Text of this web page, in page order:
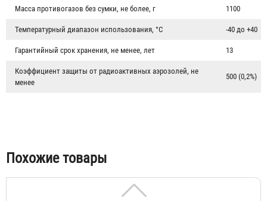
Масса противогазов без сумки, не более, г 1100
Температурный диапазон использования, °C -40 до +40
Гарантийный срок хранения, не менее, лет 13
Коэффициент защиты от радиоактивных аэрозолей, не
менее
500 (0,2%)
Похожие товары